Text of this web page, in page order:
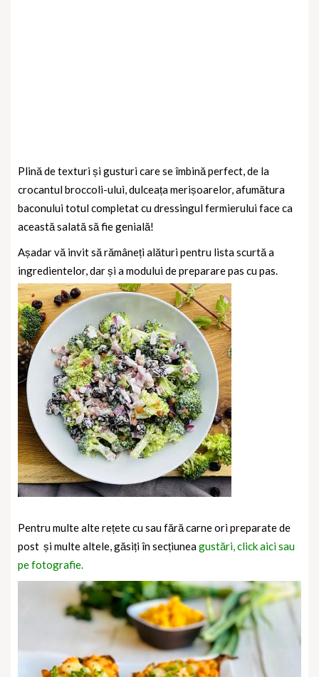
Plină de texturi și gusturi care se îmbină perfect, de la
crocantul broccoli-ului, dulceața merișoarelor, afumătura
baconului totul completat cu dressingul fermierului face ca
această salată să fie genială!
Așadar vă invit să rămâneți alături pentru lista scurtă a
ingredientelor, dar și a modului de preparare pas cu pas.
Pentru multe alte rețete cu sau fără carne ori preparate de
post și multe altele, găsiți în secțiuneagustări, click aici sau
pe fotografie.